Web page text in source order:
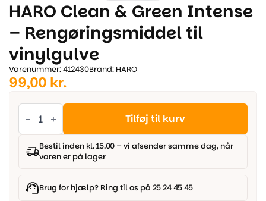
HARO Clean & Green Intense
– Rengøringsmiddel til
vinylgulve
Varenummer: 412430Brand: HARO
99,00 kr.
HARO
Clean
Green
Intense
Rengøringsmiddel
antal
Tilføj til kurv
Bestil inden kl. 15.00 – vi afsender samme dag, når
varen er på lager
Brug for hjælp? Ring til os på 25 24 45 45